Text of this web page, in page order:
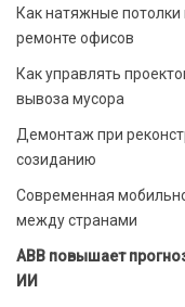
Как натяжные
ремонте офисов
Как управлять
вывоза мусора
Демонтаж при
созиданию
Современная
между странами
ABB повышает
ИИ